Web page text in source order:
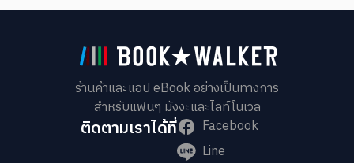
ร้านค้าและแอป eBook อย่างเป็นทางการ
สำหรับแฟนๆ มังงะและไลท์โนเวล
ติดตามเราได้ที่
Facebook
Line